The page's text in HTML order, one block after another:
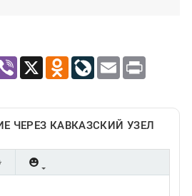
Viber X Odnoklassniki
LiveJournal
Email Print
ЧЕРЕЗ КАВКАЗСКИЙ УЗЕЛ